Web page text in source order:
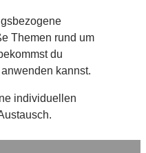
Themen rund um
du
kannst.
individuellen